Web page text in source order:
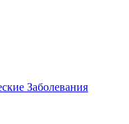
Заболевания